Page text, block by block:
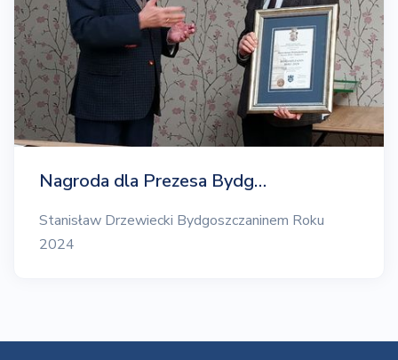
Nagroda dla Prezesa Bydg…
Stanisław Drzewiecki Bydgoszczaninem Roku
2024